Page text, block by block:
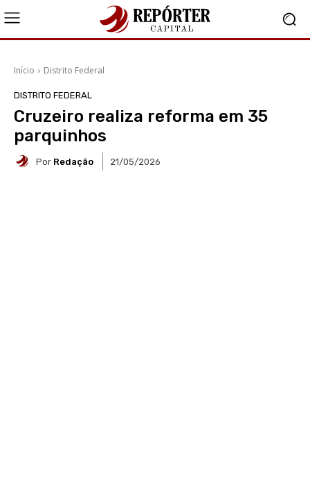
Início Distrito Federal
DISTRITO FEDERAL
Cruzeiro realiza reforma em 35
parquinhos
Por Redação 21/05/2026